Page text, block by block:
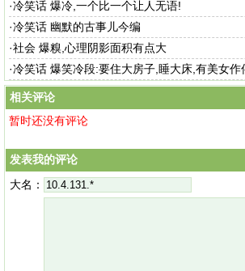
·冷笑话 爆冷,一个比一个让人无语!
·冷笑话 幽默的古事儿今编
·社会 爆糗,心理阴影面积有点大
·冷笑话 爆笑冷段:要住大房子,睡大床,有美女作
相关评论
暂时还没有评论
发表我的评论
大名：